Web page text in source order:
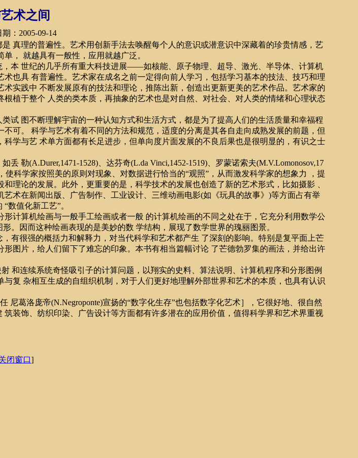
术之间
：2005-09-14
真理的普遍性。艺术用创新手法去唤醒每个人的意识或潜意识中深藏着的珍贵情感，艺
， 就越具有一般性，应用就越广泛。
世纪的几乎所有重大科技进展——如核能、原子物理、超导、激光、半导体、计算机
具 有普遍性。艺术家在成名之前一定得向前人学习，包括学习基本的技法、技巧和理
实践中 不断发展原有的技法和理论，推陈出新，创造出更新更美的艺术作品。艺术家的
植于整个 人类的类本质，再抽象的艺术也是对自然、对社会、对人类的情绪和心理状态
图不断理解宇宙的一种认知方式和生活方式，都是为了提高人们的生活质量和幸福程
可。 科学与艺术有着不同的方法和规范，适度的分离是其各自走向成熟发展的前题，但
学与艺 术单方面都有长足进步，但单向度片面发展的不良后果也是很明显的，有识之士
(A.Durer,1471-1528)、达芬奇(L.da Vinci,1452-1519)、罗蒙诺索夫(M.V.Lomonosov,17
使科学家按照美的原则对现象、对数据进行恰当的“观照”，从而激发科学家的想象力 ，提
理论的发展。此外，更重要的是，科学技术的发展也创造了新的艺术形式，比如摄影 、
术在新闻出版、广告制作、工业设计、三维动画电影(如《玩具的故事》)等方面占有举
数值化新工艺”。
算机绘画与一般手工绘画或者一般 的计算机绘画的不同之处在于，它充分利用数学公
。因而这种绘画表现的是美妙的数 学结构，展现了数学世界的瑰丽图景。
有很强的概括力和解释力，对当代科学和艺术都产生 了深刻的影响。特别是复平面上芒
图片，给人们留下了难忘的印象。本书有相当篇幅讨论 了芒德勃罗集的画法，并给出许
连续系统奇怪吸引子的计算问题，以翔实的史料、算法说明、计算机程序和分形图例
复 杂相互生成的自组织机制，对于人们更好地理解外部世界和艺术的本质，也具有认识
葛洛庞帝(N.Negroponte)宣扬的“数字化生存”也包括数字化艺术］，它很好地、很自然
装饰、纺织印染、广告设计等方面都有许多潜在的应用价值，值得科学界和艺术界重视
闭窗口]